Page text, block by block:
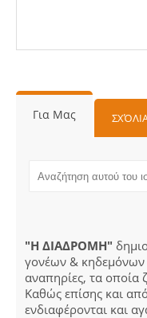
Για Μας
"Η ΔΙΑΔΡΟΜΗ"
γονέων &
αναπηρίες, τα οποία
Καθώς επίσης και
ενδιαφέρονται και